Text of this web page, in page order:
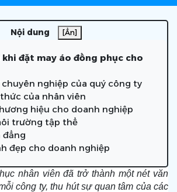
Nội dung [Ẩn]
đặt may áo đồng phục cho
chuyên nghiệp của quý công ty
của nhân viên
hiệu cho doanh nghiệp
trường tập thể
đẳng
đẹp cho doanh nghiệp
nhân viên đã trở thành một nét văn
công ty, thu hút sự quan tâm của các